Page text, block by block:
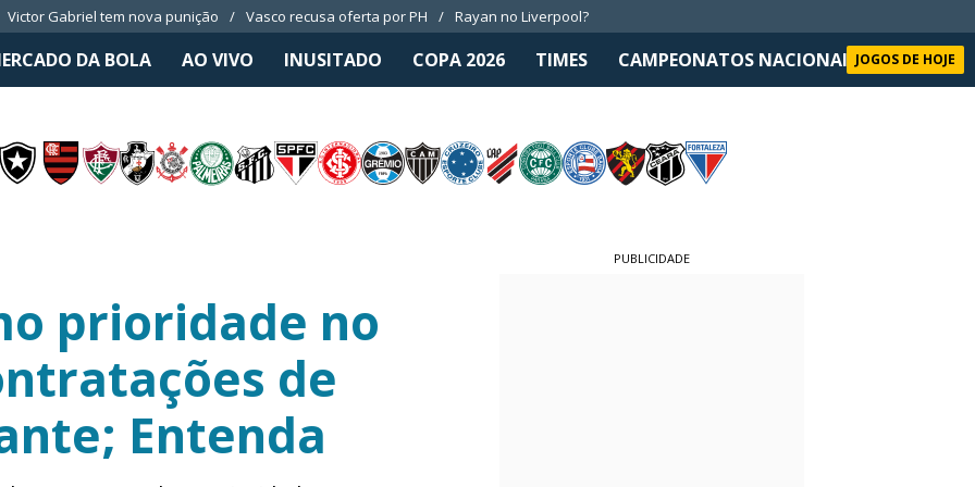
Victor Gabriel tem nova punição Vasco recusa oferta por PH Rayan no Liverpool?
DA BOLA AO VIVO INUSITADO COPA 2026 TIMES CAMPEONATOS NACIONAIS SELEÇÃO
JOGOS DE HOJE
prioridade no
de
Entenda
PUBLICIDADE